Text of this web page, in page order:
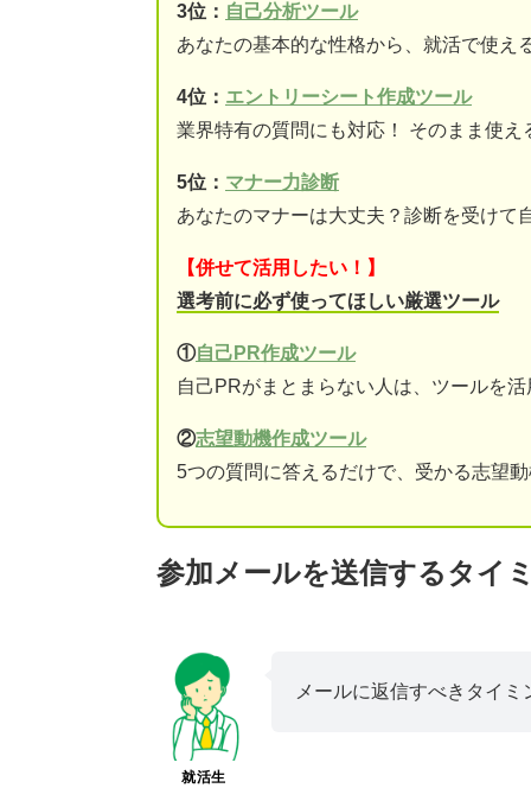
3位： 自己分析ツール
あなたの基本的な性格から、就活で使え
4位： エントリーシート作成ツール
業界特有の質問にも対応！ そのまま使え
5位： マナー力診断
あなたのマナーは大丈夫？診断を受けて
【併せて活用したい！】
選考前に必ず使ってほしい厳選ツール
①自己PR作成ツール
自己PRがまとまらない人は、ツールを
②志望動機作成ツール
5つの質問に答えるだけで、受かる志望
参加メールを送信するタイ
就活生
メールに返信すべきタイ